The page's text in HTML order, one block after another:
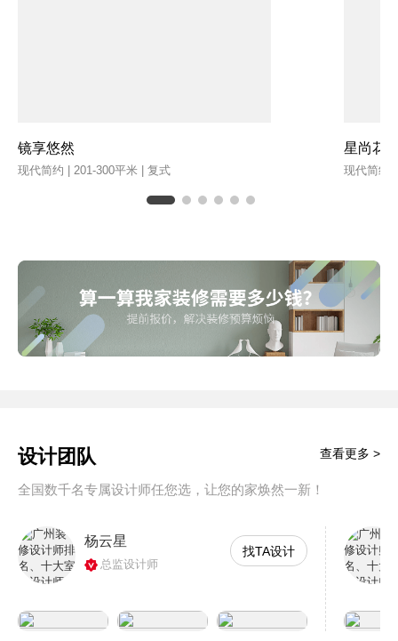
镜享悠然
现代简约 | 201-300平米 | 复式
星尚花
现代简约
设计团队
全国数千名专属设计师任您选，让您的家焕然一新！
查看更多 >
杨云星
总监设计师
找TA设计